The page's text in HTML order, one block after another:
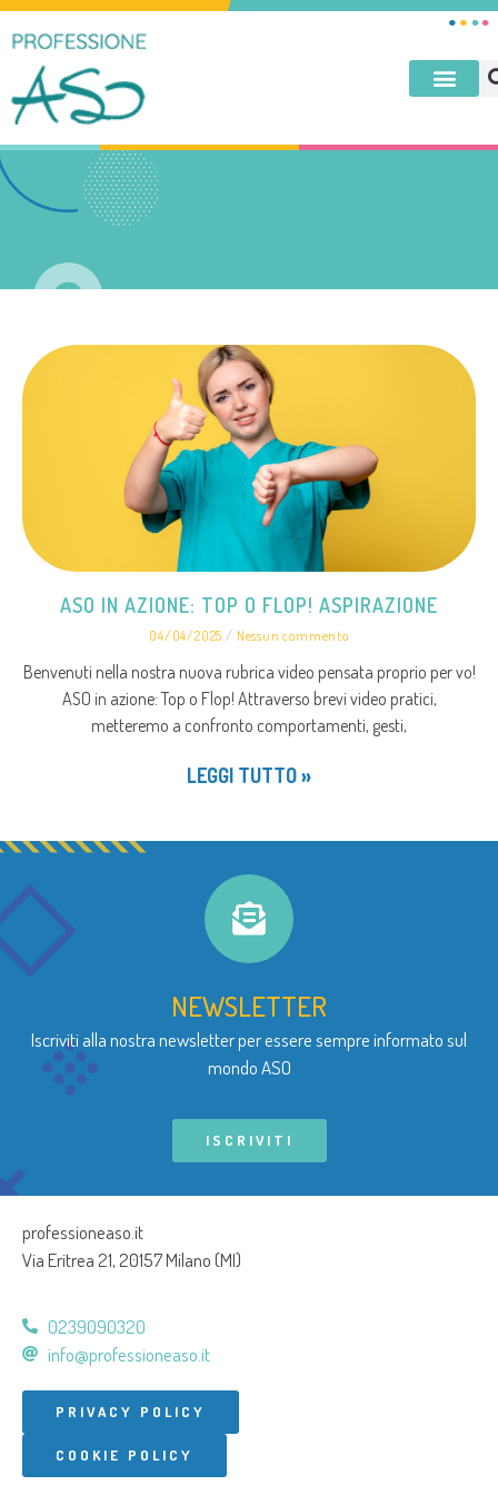
ASO IN AZIONE: TOP O FLOP! ASPIRAZIONE
04/04/2025 Nessun commento
Benvenuti nella nostra nuova rubrica video pensata proprio per vo!
ASO in azione: Top o Flop! Attraverso brevi video pratici,
metteremo a confronto comportamenti, gesti,
LEGGI TUTTO »
NEWSLETTER
Iscriviti alla nostra newsletter per essere sempre informato sul
mondo ASO
ISCRIVITI
professioneaso.it
Via Eritrea 21, 20157 Milano (MI)
0239090320
info@professioneaso.it
PRIVACY POLICY
COOKIE POLICY